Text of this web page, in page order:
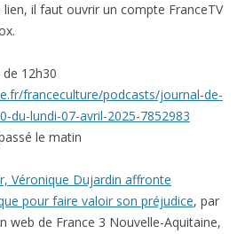
il faut ouvrir un compte FranceTV
12h30
franceculture/podcasts/journal-de-
du-lundi-07-avril-2025-7852983
le matin
Véronique Dujardin affronte
pour faire valoir son préjudice, par
web de France 3 Nouvelle-Aquitaine,